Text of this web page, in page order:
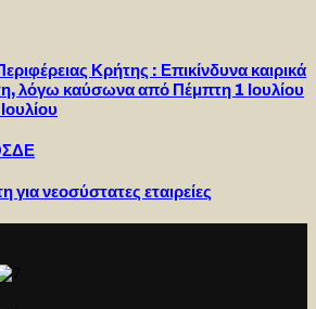
Κρήτης : Επικίνδυνα καιρικά
λόγω καύσωνα από Πέμπτη 1 Ιουλίου
νεοσύστατες εταιρείες